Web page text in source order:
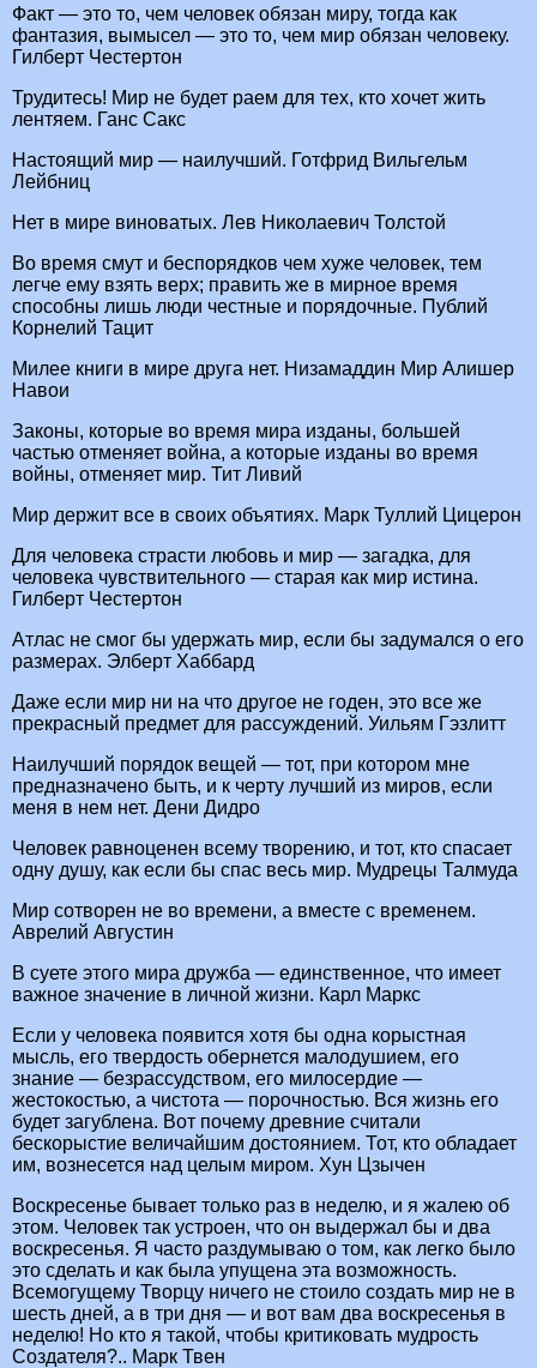
Факт — это то, чем человек обязан миру, тогда как
фантазия, вымысел — это то, чем мир обязан человеку.
Гилберт Честертон
Трудитесь! Мир не будет раем для тех, кто хочет жить
лентяем. Ганс Сакс
Настоящий мир — наилучший. Готфрид Вильгельм
Лейбниц
Нет в мире виноватых. Лев Николаевич Толстой
Во время смут и беспорядков чем хуже человек, тем
легче ему взять верх; править же в мирное время
способны лишь люди честные и порядочные. Публий
Корнелий Тацит
Милее книги в мире друга нет. Низамаддин Мир Алишер
Навои
Законы, которые во время мира изданы, большей
частью отменяет война, а которые изданы во время
войны, отменяет мир. Тит Ливий
Мир держит все в своих объятиях. Марк Туллий Цицерон
Для человека страсти любовь и мир — загадка, для
человека чувствительного — старая как мир истина.
Гилберт Честертон
Атлас не смог бы удержать мир, если бы задумался о его
размерах. Элберт Хаббард
Даже если мир ни на что другое не годен, это все же
прекрасный предмет для рассуждений. Уильям Гэзлитт
Наилучший порядок вещей — тот, при котором мне
предназначено быть, и к черту лучший из миров, если
меня в нем нет. Дени Дидро
Человек равноценен всему творению, и тот, кто спасает
одну душу, как если бы спас весь мир. Мудрецы Талмуда
Мир сотворен не во времени, а вместе с временем.
Аврелий Августин
В суете этого мира дружба — единственное, что имеет
важное значение в личной жизни. Карл Маркс
Если у человека появится хотя бы одна корыстная
мысль, его твердость обернется малодушием, его
знание — безрассудством, его милосердие —
жестокостью, а чистота — порочностью. Вся жизнь его
будет загублена. Вот почему древние считали
бескорыстие величайшим достоянием. Тот, кто обладает
им, вознесется над целым миром. Хун Цзычен
Воскресенье бывает только раз в неделю, и я жалею об
этом. Человек так устроен, что он выдержал бы и два
воскресенья. Я часто раздумываю о том, как легко было
это сделать и как была упущена эта возможность.
Всемогущему Творцу ничего не стоило создать мир не в
шесть дней, а в три дня — и вот вам два воскресенья в
неделю! Но кто я такой, чтобы критиковать мудрость
Создателя?.. Марк Твен